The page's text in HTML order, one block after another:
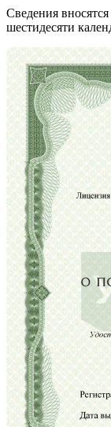
Сведения
шестидесяти